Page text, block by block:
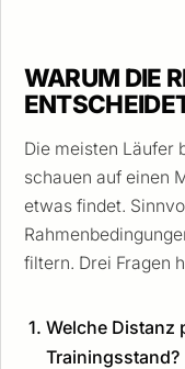
WARUM DIE
Die meisten Läufer
schauen auf einen
etwas findet.
filtern. Drei Fragen
Welche Distanz
Trainingsstand?